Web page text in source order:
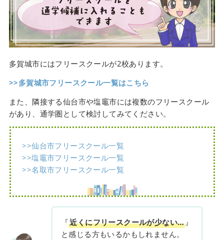
多賀城市にはフリースクールが2校あります。
>>多賀城市フリースクール一覧はこちら
また、隣接する仙台市や塩竈市には複数のフリースクール
があり、通学圏として検討してみてください。
>>仙台市フリースクール一覧
>>塩竈市フリースクール一覧
>>名取市フリースクール一覧
『近くにフリースクールが少ない…』
と感じる方もいるかもしれません。